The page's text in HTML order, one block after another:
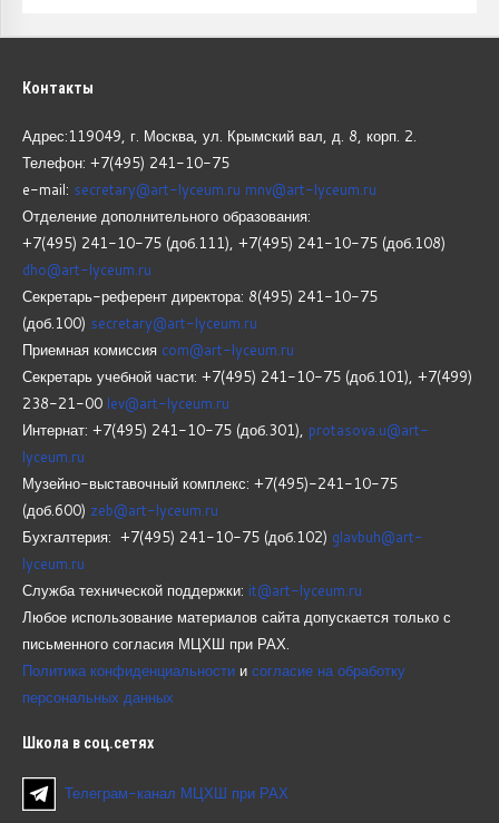
Контакты
Адрес:119049, г. Москва, ул. Крымский вал, д. 8, корп. 2.
Телефон: +7(495) 241-10-75
e-mail: secretary@art-lyceum.ru mnv@art-lyceum.ru
Отделение дополнительного образования:
+7(495) 241-10-75 (доб.111), +7(495) 241-10-75 (доб.108)
dho@art-lyceum.ru
Секретарь-референт директора: 8(495) 241-10-75
(доб.100) secretary@art-lyceum.ru
Приемная комиссия com@art-lyceum.ru
Секретарь учебной части: +7(495) 241-10-75 (доб.101), +7(499)
238-21-00 lev@art-lyceum.ru
Интернат: +7(495) 241-10-75 (доб.301), protasova.u@art-
lyceum.ru
Музейно-выставочный комплекс: +7(495)-241-10-75
(доб.600) zeb@art-lyceum.ru
Бухгалтерия: +7(495) 241-10-75 (доб.102) glavbuh@art-
lyceum.ru
Служба технической поддержки: it@art-lyceum.ru
Любое использование материалов сайта допускается только с
письменного согласия МЦХШ при РАХ.
Политика конфиденциальности и согласие на обработку
персональных данных
Школа в соц.сетях
Телеграм-канал МЦХШ при РАХ